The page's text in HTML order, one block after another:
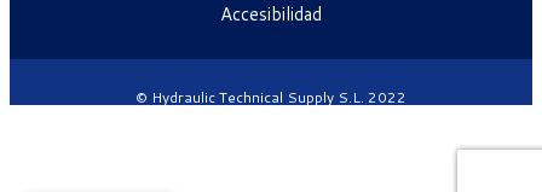
Accesibilidad
© Hydraulic Technical Supply S.L. 2022